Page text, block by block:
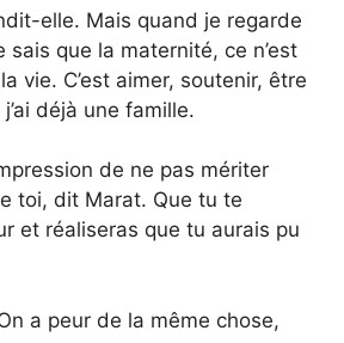
elle. Mais quand je regarde
sais que la maternité, ce n’est
vie. C’est aimer, soutenir, être
déjà une famille.
de ne pas mériter
toi, dit Marat. Que tu te
et réaliseras que tu aurais pu
a peur de la même chose,